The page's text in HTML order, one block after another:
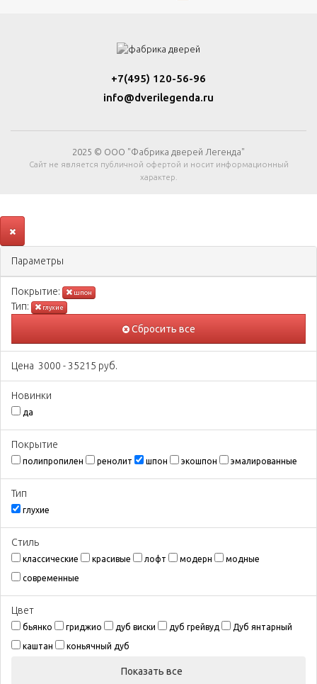
+7(495) 120-56-96
info@dverilegenda.ru
2025 © ООО "Фабрика дверей Легенда"
Сайт не является публичной офертой и носит информационный
характер.
Параметры
Покрытиe: шпон
Тип: глухие
Сбросить все
Цена 3000 -35215 руб.
Новинки
да
Покрытиe
полипропилен ренолит шпон экошпон эмалированные
Тип
глухие
Стиль
классические красивые лофт модерн модные
современные
Цвeт
бьянко гриджио дуб виски дуб грейвуд Дуб янтарный
каштан коньячный дуб
Показать все